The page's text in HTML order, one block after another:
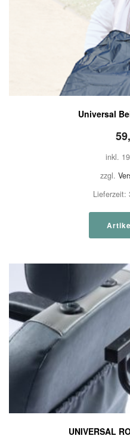
Universal
inkl.
zzgl.
Lieferzeit:
UNIVERSAL